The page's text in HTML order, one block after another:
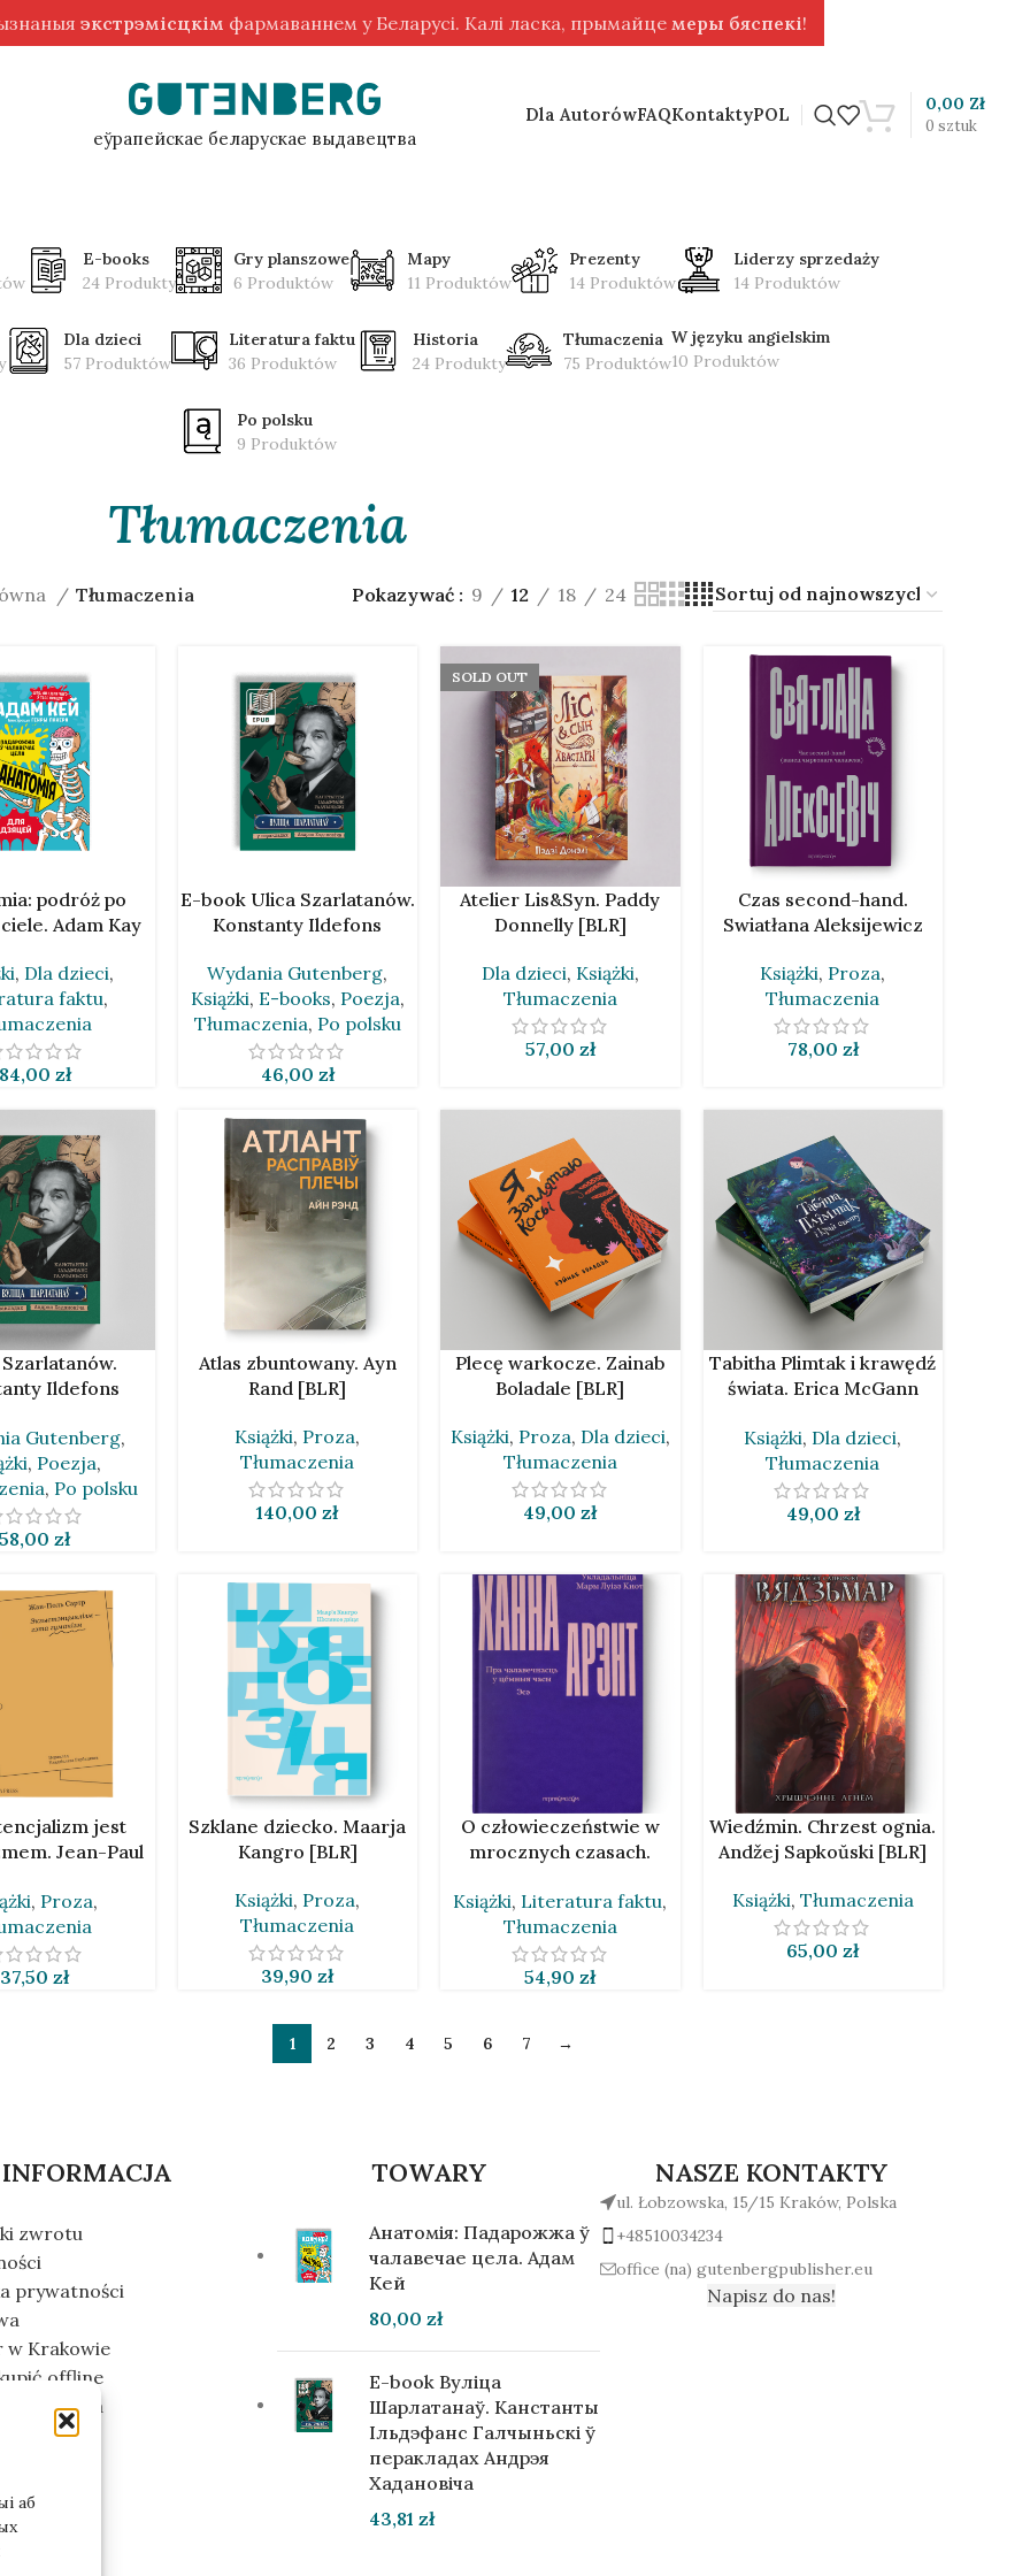
аб
еўрапейскае беларускае выдавецтва
Dla AutorówFAQKontaktyPOL
0sztuk
0,00 Zł
E-books
24 Produkty
Gry planszowe
6 Produktów
Mapy
11 Produktów
Prezenty
14 Produktów
Liderzy sprzedaży
14 Produktów
Dla dzieci
57 Produktów
Literatura faktu
36 Produktów
Historia
24 Produkty
Tłumaczenia
75 Produktów
W języku angielskim
10 Produktów
Po polsku
9 Produktów
Tłumaczenia
Tłumaczenia Pokazywać 9 12 18 24
podróż po
Adam Kay
, Dla dzieci,
faktu,
84,00 zł
DODAJ DO KOSZYKA
E-book Ulica Szarlatanów.
Konstanty Ildefons
tłumaczeniach Andreja
Chadanowicza
Wydania Gutenberg,
Książki, E-books, Poezja,
Tłumaczenia, Po polsku
46,00 zł
SOLD OUT
DOWIEDZ SIĘ WIĘCEJ
Atelier Lis&Syn. Paddy
Donnelly [BLR]
Dla dzieci, Książki,
Tłumaczenia
57,00 zł
DODAJ DO KOSZYKA
Czas second-hand.
Swiatłana Aleksijewicz
Książki, Proza,
Tłumaczenia
78,00 zł
Ildefons
Andreja
Gutenberg,
, Poezja,
, Po polsku
58,00zł
DODAJ DO KOSZYKA
Atlas zbuntowany. Ayn
Rand [BLR]
Książki, Proza,
Tłumaczenia
140,00zł
DODAJ DO KOSZYKA
Plecę warkocze. Zainab
Boladale [BLR]
Książki, Proza, Dla dzieci,
Tłumaczenia
49,00zł
DODAJ DO KOSZYKA
Tabitha Plimtak i krawędź
świata. Erica McGann
Książki, Dla dzieci,
Tłumaczenia
49,00 zł
jest
Jean-Paul
, Proza,
37,50zł
DODAJ DO KOSZYKA
Szklane dziecko. Maarja
Kangro [BLR]
Książki, Proza,
Tłumaczenia
39,90zł
DODAJ DO KOSZYKA
O człowieczeństwie w
mrocznych czasach.
Książki, Literatura faktu,
Tłumaczenia
54,90zł
DODAJ DO KOSZYKA
Wiedźmin. Chrzest ognia.
Andžej Sapkoŭski [BLR]
Książki, Tłumaczenia
65,00zł
1 2 3 4 5 6 7 →
INFORMACJA
zwrotu
prywatności
w Krakowie
offline
inwestora
TOWARY
Анатомія: Падарожжа ў
чалавечае цела. Адам
Кей
80,00 zł
E-book Вуліца
Шарлатанаў. Канстанты
Ільдэфанс Галчыньскі ў
перакладах Андрэя
Хадановіча
43,81 zł
NASZE KONTAKTY
ul. Łobzowska, 15/15 Kraków, Polska
+48510034234
office (na) gutenbergpublisher.eu
Napisz do nas!
экстрэмісцкім фармаваннем у Беларусі. Калі ласка, прымайце меры бяспекі!